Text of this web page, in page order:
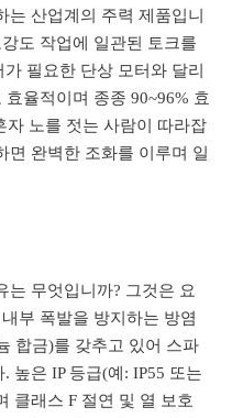
는 산업계의 주력 제품입니
도 작업에 일관된 토크를
필요한 단상 모터와 달리
율적이며 종종 90~96% 효
자 노를 젓는 사람이 따라잡
면 완벽한 조화를 이루며 일
는 무엇입니까? 그것은 요
부 폭발을 방지하는 방염
합금)를 갖추고 있어 스파
높은 IP 등급(예: IP55 또는
클래스 F 절연 및 열 보호